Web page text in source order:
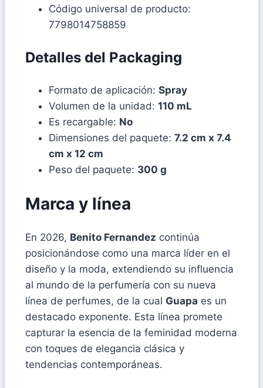
Código universal de producto:
7798014758859
Detalles del Packaging
Formato de aplicación: Spray
Volumen de la unidad: 110 mL
Es recargable: No
Dimensiones del paquete: 7.2 cm x 7.4
cm x 12 cm
Peso del paquete: 300 g
Marca y línea
En 2026, Benito Fernandez continúa
posicionándose como una marca líder en el
diseño y la moda, extendiendo su influencia
al mundo de la perfumería con su nueva
línea de perfumes, de la cual Guapa es un
destacado exponente. Esta línea promete
capturar la esencia de la feminidad moderna
con toques de elegancia clásica y
tendencias contemporáneas.